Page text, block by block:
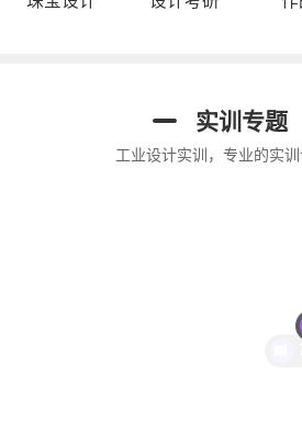
实训专题
工业设计实训，专业的实训